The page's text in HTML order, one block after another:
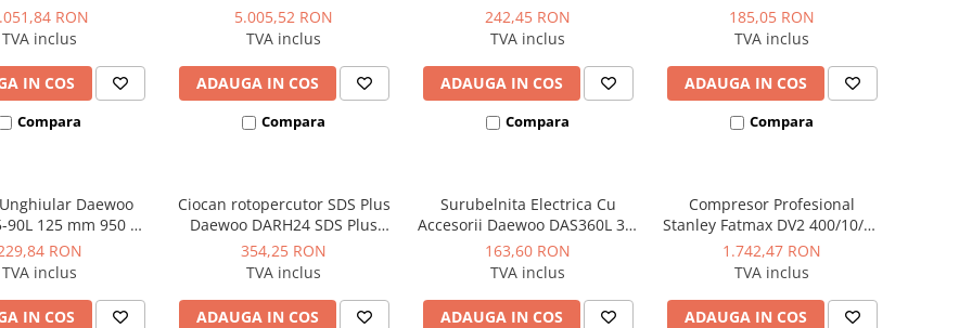
3CP 10Bar
390L/min
RON
TVA inclus
IN COS
Compara
330L/min
5.005,52 RON
TVA inclus
ADAUGA IN COS
Compara
242,45 RON
TVA inclus
ADAUGA IN COS
Compara
11.000 rpm
185,05 RON
TVA inclus
ADAUGA IN COS
Compara
Daewoo
90L 125 mm 950 W
rpm
RON
TVA inclus
IN COS
Ciocan rotopercutor SDS Plus
Daewoo DARH24 SDS Plus
1050W 24mm
354,25 RON
TVA inclus
ADAUGA IN COS
Surubelnita Electrica Cu
Accesorii Daewoo DAS360L 3.6
V
163,60 RON
TVA inclus
ADAUGA IN COS
Compresor Profesional
Stanley Fatmax DV2 400/10/50
Orizontal 3CP 10 bar 356L/min
1.742,47 RON
TVA inclus
ADAUGA IN COS